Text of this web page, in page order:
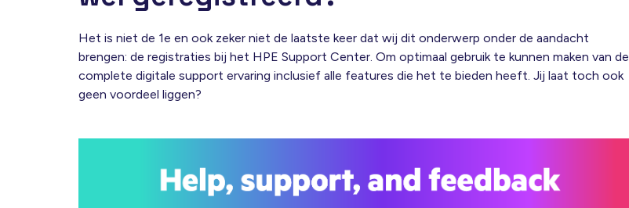
Het is niet de 1e en ook zeker niet de laatste keer dat wij dit onderwerp onder de aandacht
brengen: de registraties bij het HPE Support Center. Om optimaal gebruik te kunnen maken van de
complete digitale support ervaring inclusief alle features die het te bieden heeft. Jij laat toch ook
geen voordeel liggen?